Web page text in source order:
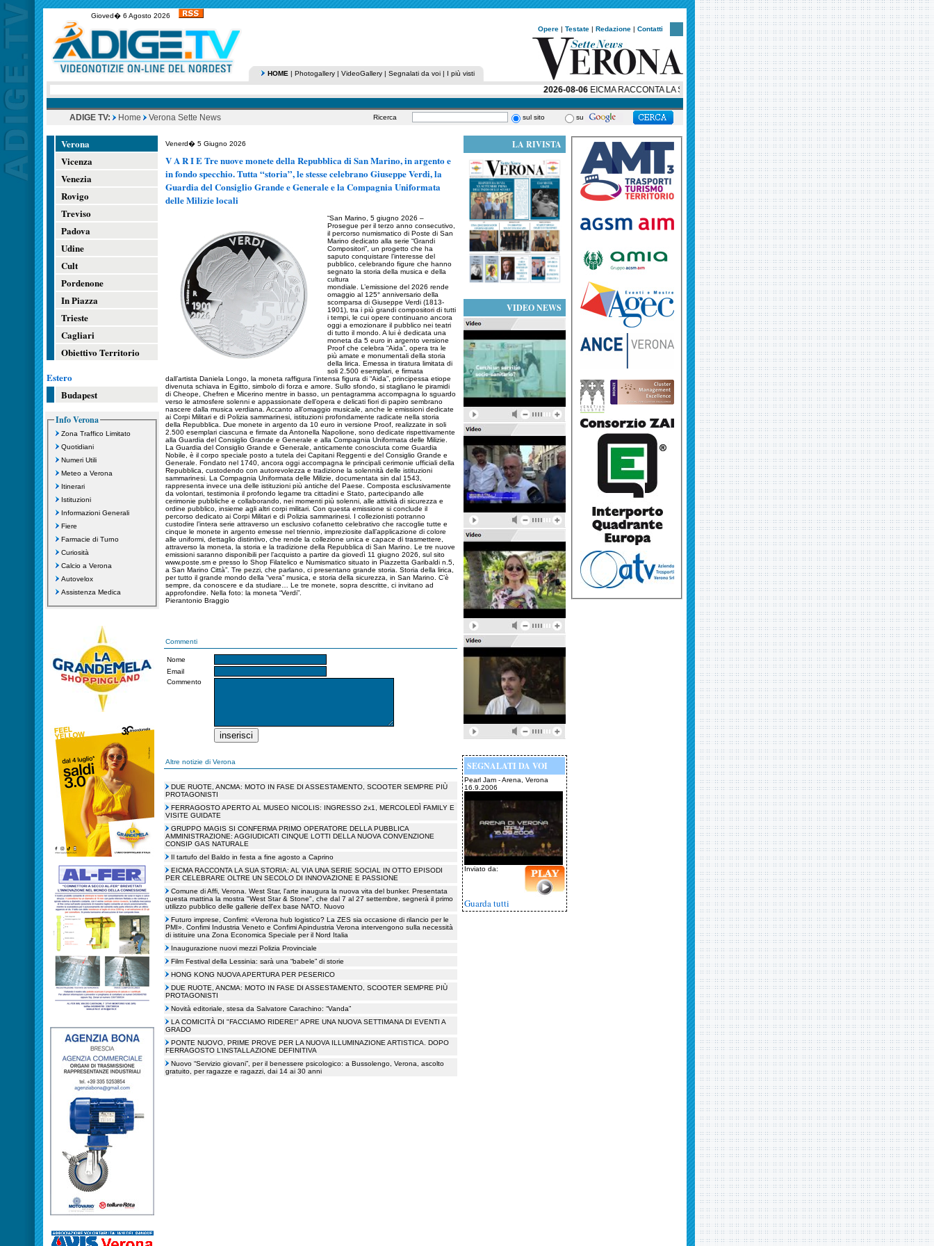
Gioved� 6 Agosto 2026
Opere | Testate | Redazione | Contatti
HOME | Photogallery | VideoGallery | Segnalati da voi | I più visti
2026-08-06EICMA RACCONTA LA SUA STORIA: AL VIA UNA SERIE SOCIAL IN OTTO EPISODI PER
ADIGE TV: Home Verona Sette News Ricerca sul sito su
Verona
Vicenza
Venezia
Rovigo
Treviso
Padova
Udine
Cult
Pordenone
In Piazza
Trieste
Cagliari
Obiettivo Territorio
Estero
Budapest
Info Verona
Zona Traffico Limitato
Quotidiani
Numeri Utili
Meteo a Verona
Itinerari
Istituzioni
Informazioni Generali
Fiere
Farmacie di Turno
Curiosità
Calcio a Verona
Autovelox
Assistenza Medica
Venerd� 5 Giugno 2026
V A R I E Tre nuove monete della Repubblica di San Marino, in argento e
in fondo specchio. Tutta “storia”, le stesse celebrano Giuseppe Verdi, la
Guardia del Consiglio Grande e Generale e la Compagnia Uniformata
delle Milizie locali
“San Marino, 5 giugno 2026 –
Prosegue per il terzo anno consecutivo,
il percorso numismatico di Poste di San
Marino dedicato alla serie “Grandi
Compositori”, un progetto che ha
saputo conquistare l’interesse del
pubblico, celebrando figure che hanno
segnato la storia della musica e della
cultura
mondiale. L’emissione del 2026 rende
omaggio al 125° anniversario della
scomparsa di Giuseppe Verdi (1813-
1901), tra i più grandi compositori di tutti
i tempi, le cui opere continuano ancora
oggi a emozionare il pubblico nei teatri
di tutto il mondo. A lui è dedicata una
moneta da 5 euro in argento versione
Proof che celebra “Aida”, opera tra le
più amate e monumentali della storia
della lirica. Emessa in tiratura limitata di
soli 2.500 esemplari, e firmata
dall’artista Daniela Longo, la moneta raffigura l’intensa figura di “Aida”, principessa etiope
divenuta schiava in Egitto, simbolo di forza e amore. Sullo sfondo, si stagliano le piramidi
di Cheope, Chefren e Micerino mentre in basso, un pentagramma accompagna lo sguardo
verso le atmosfere solenni e appassionate dell’opera e delicati fiori di papiro sembrano
nascere dalla musica verdiana. Accanto all’omaggio musicale, anche le emissioni dedicate
ai Corpi Militari e di Polizia sammarinesi, istituzioni profondamente radicate nella storia
della Repubblica. Due monete in argento da 10 euro in versione Proof, realizzate in soli
2.500 esemplari ciascuna e firmate da Antonella Napolione, sono dedicate rispettivamente
alla Guardia del Consiglio Grande e Generale e alla Compagnia Uniformata delle Milizie.
La Guardia del Consiglio Grande e Generale, anticamente conosciuta come Guardia
Nobile, è il corpo speciale posto a tutela dei Capitani Reggenti e del Consiglio Grande e
Generale. Fondato nel 1740, ancora oggi accompagna le principali cerimonie ufficiali della
Repubblica, custodendo con autorevolezza e tradizione la solennità delle istituzioni
sammarinesi. La Compagnia Uniformata delle Milizie, documentata sin dal 1543,
rappresenta invece una delle istituzioni più antiche del Paese. Composta esclusivamente
da volontari, testimonia il profondo legame tra cittadini e Stato, partecipando alle
cerimonie pubbliche e collaborando, nei momenti più solenni, alle attività di sicurezza e
ordine pubblico, insieme agli altri corpi militari. Con questa emissione si conclude il
percorso dedicato ai Corpi Militari e di Polizia sammarinesi. I collezionisti potranno
custodire l’intera serie attraverso un esclusivo cofanetto celebrativo che raccoglie tutte e
cinque le monete in argento emesse nel triennio, impreziosite dall’applicazione di colore
alle uniformi, dettaglio distintivo, che rende la collezione unica e capace di trasmettere,
attraverso la moneta, la storia e la tradizione della Repubblica di San Marino. Le tre nuove
emissioni saranno disponibili per l’acquisto a partire da giovedì 11 giugno 2026, sul sito
www.poste.sm e presso lo Shop Filatelico e Numismatico situato in Piazzetta Garibaldi n.5,
a San Marino Città”. Tre pezzi, che parlano, ci presentano grande storia. Storia della lirica,
per tutto il grande mondo della “vera” musica, e storia della sicurezza, in San Marino. C’è
sempre, da conoscere e da studiare… Le tre monete, sopra descritte, ci invitano ad
approfondire. Nella foto: la moneta “Verdi”.
Pierantonio Braggio
Commenti
Nome
Email
Commento
Altre notizie di Verona
DUE RUOTE, ANCMA: MOTO IN FASE DI ASSESTAMENTO, SCOOTER SEMPRE PIÙ
PROTAGONISTI
FERRAGOSTO APERTO AL MUSEO NICOLIS: INGRESSO 2x1, MERCOLEDÌ FAMILY E
VISITE GUIDATE
GRUPPO MAGIS SI CONFERMA PRIMO OPERATORE DELLA PUBBLICA
AMMINISTRAZIONE: AGGIUDICATI CINQUE LOTTI DELLA NUOVA CONVENZIONE
CONSIP GAS NATURALE
Il tartufo del Baldo in festa a fine agosto a Caprino
EICMA RACCONTA LA SUA STORIA: AL VIA UNA SERIE SOCIAL IN OTTO EPISODI
PER CELEBRARE OLTRE UN SECOLO DI INNOVAZIONE E PASSIONE
Comune di Affi, Verona. West Star, l'arte inaugura la nuova vita del bunker. Presentata
questa mattina la mostra "West Star & Stone", che dal 7 al 27 settembre, segnerà il primo
utilizzo pubblico delle gallerie dell'ex base NATO. Nuovo
Futuro imprese, Confimi: «Verona hub logistico? La ZES sia occasione di rilancio per le
PMI». Confimi Industria Veneto e Confimi Apindustria Verona intervengono sulla necessità
di istituire una Zona Economica Speciale per il Nord Italia
Inaugurazione nuovi mezzi Polizia Provinciale
Film Festival della Lessinia: sarà una “babele” di storie
HONG KONG NUOVA APERTURA PER PESERICO
DUE RUOTE, ANCMA: MOTO IN FASE DI ASSESTAMENTO, SCOOTER SEMPRE PIÙ
PROTAGONISTI
Novità editoriale, stesa da Salvatore Carachino: “Vanda”
LA COMICITÀ DI "FACCIAMO RIDERE!" APRE UNA NUOVA SETTIMANA DI EVENTI A
GRADO
PONTE NUOVO, PRIME PROVE PER LA NUOVA ILLUMINAZIONE ARTISTICA. DOPO
FERRAGOSTO L’INSTALLAZIONE DEFINITIVA
Nuovo “Servizio giovani”, per il benessere psicologico: a Bussolengo, Verona, ascolto
gratuito, per ragazze e ragazzi, dai 14 ai 30 anni
LA RIVISTA
VIDEO NEWS
SEGNALATI DA VOI
Pearl Jam - Arena, Verona
16.9.2006
Inviato da:
Guarda tutti